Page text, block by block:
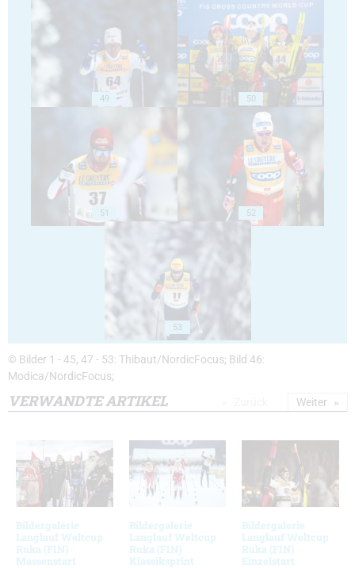
49 50
51 52
53
© Bilder 1 - 45, 47 - 53: Thibaut/NordicFocus; Bild 46:
Modica/NordicFocus;
VERWANDTE ARTIKEL
Bildergalerie
Langlauf Weltcup
Ruka (FIN)
Massenstart
Bildergalerie
Langlauf Weltcup
Ruka (FIN)
Klassiksprint
Bildergalerie
Langlauf Weltcup
Ruka (FIN)
Einzelstart
Weiter